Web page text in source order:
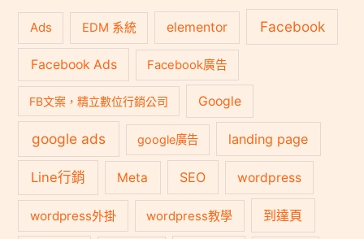
Ads EDM 系統 elementor Facebook
Facebook Ads Facebook廣告
FB文案，精立數位行銷公司 Google
google ads google廣告 landing page
Line行銷 Meta SEO wordpress
wordpress外掛 wordpress教學 到達頁